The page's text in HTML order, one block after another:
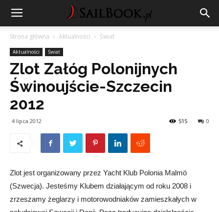
Strona główna Aktualności Świat
Aktualności Świat
Zlot Załóg Polonijnych
Świnoujście-Szczecin
2012
4 lipca 2012 0
515
Zlot jest organizowany przez Yacht Klub Polonia Malmö
(Szwecja). Jesteśmy Klubem działającym od roku 2008 i
zrzeszamy żeglarzy i motorowodniaków zamieszkałych w